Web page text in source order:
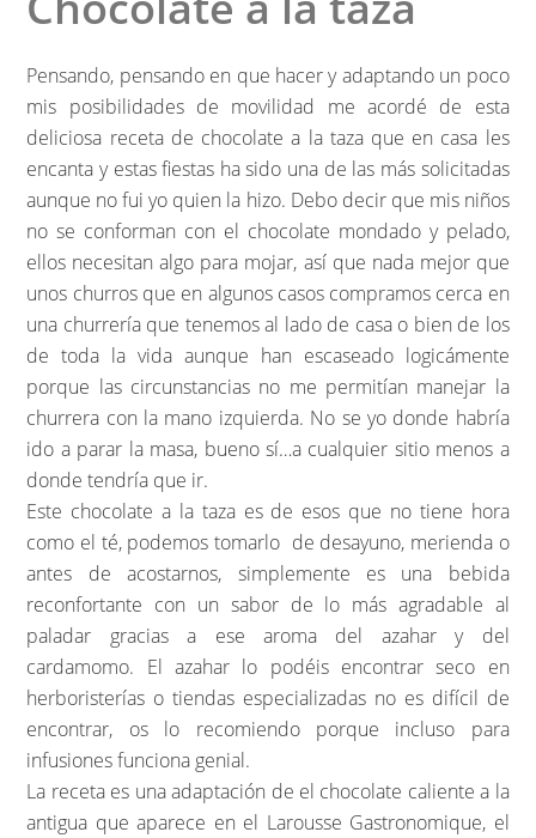
Pensando, pensando en que hacer y adaptando un poco
mis posibilidades de movilidad me acordé de esta
deliciosa receta de chocolate a la taza que en casa les
encanta y estas fiestas ha sido una de las más solicitadas
aunque no fui yo quien la hizo. Debo decir que mis niños
no se conforman con el chocolate mondado y pelado,
ellos necesitan algo para mojar, así que nada mejor que
unos churros que en algunos casos compramos cerca en
una churrería que tenemos al lado de casa o bien de los
de toda la vida aunque han escaseado logicámente
porque las circunstancias no me permitían manejar la
churrera con la mano izquierda. No se yo donde habría
ido a parar la masa, bueno sí…a cualquier sitio menos a
donde tendría que ir.
Este chocolate a la taza es de esos que no tiene hora
como el té, podemos tomarlo de desayuno, merienda o
antes de acostarnos, simplemente es una bebida
reconfortante con un sabor de lo más agradable al
paladar gracias a ese aroma del azahar y del
cardamomo. El azahar lo podéis encontrar seco en
herboristerías o tiendas especializadas no es difícil de
encontrar, os lo recomiendo porque incluso para
infusiones funciona genial.
La receta es una adaptación de el chocolate caliente a la
antigua que aparece en el Larousse Gastronomique, el